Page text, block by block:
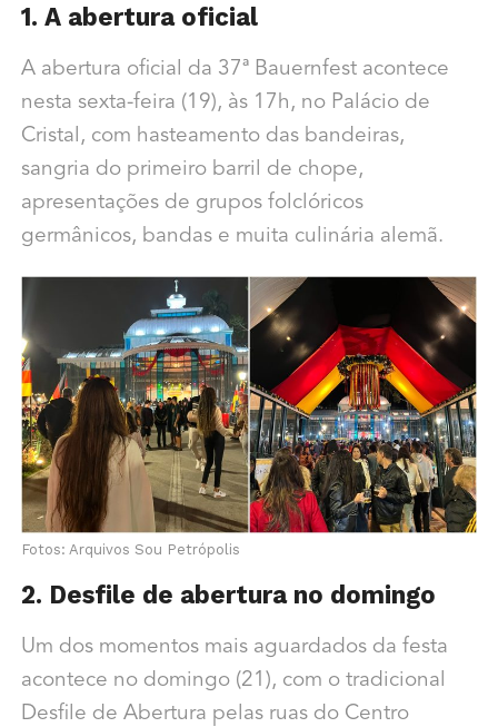
1. A abertura oficial
A abertura oficial da 37ª Bauernfest acontece
nesta sexta-feira (19), às 17h, no Palácio de
Cristal, com hasteamento das bandeiras,
sangria do primeiro barril de chope,
apresentações de grupos folclóricos
germânicos, bandas e muita culinária alemã.
Fotos: Arquivos Sou Petrópolis
2. Desfile de abertura no domingo
Um dos momentos mais aguardados da festa
acontece no domingo (21), com o tradicional
Desfile de Abertura pelas ruas do Centro